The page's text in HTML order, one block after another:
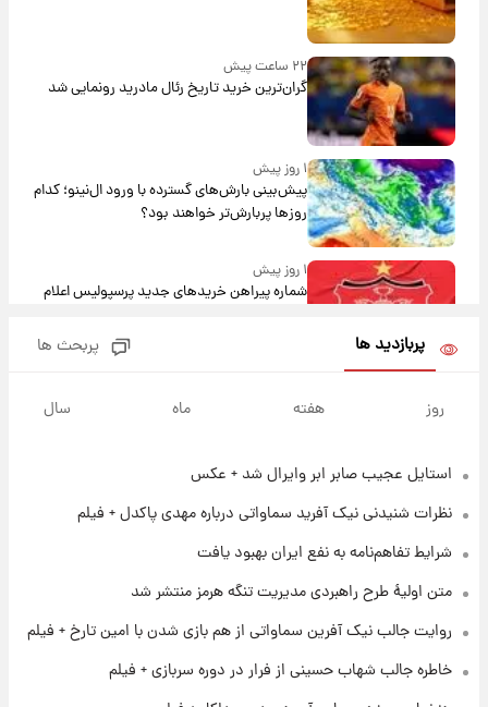
۲۲ ساعت پیش
گران‌ترین خرید تاریخ رئال مادرید رونمایی شد
۱ روز پیش
پیش‌بینی بارش‌های گسترده با ورود ال‌نینو؛ کدام
روزها پربارش‌تر خواهند بود؟
۱ روز پیش
شماره پیراهن خریدهای جدید پرسپولیس اعلام
شد+فیلم
۱ روز پیش
امروز پنجشنبه ۱۵ مرداد ۱۴۰۵ +جدول
قیمت طلا و سکه امروز پنجشنبه ۱۵ مرداد ۱۴۰۵
۱ روز پیش
شارژ جدید کالابرگ برای سه دهک؛ جزئیات اعلام
پربازدید ها پربحث ها
روز هفته ماه سال
استایل عجیب صابر ابر وایرال شد + عکس
نظرات شنیدنی نیک آفرید سماواتی درباره مهدی پاکدل + فیلم
شرایط تفاهم‌نامه به نفع ایران بهبود یافت
متن اولیۀ طرح راهبردی مدیریت تنگه هرمز منتشر شد
روایت جالب نیک آفرین سماواتی از هم بازی شدن با امین تارخ + فیلم
خاطره جالب شهاب حسینی از فرار در دوره سربازی + فیلم